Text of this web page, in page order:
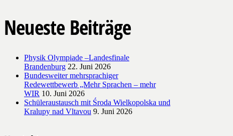
Neueste Beiträge
Physik Olympiade –Landesfinale
Brandenburg 22. Juni 2026
Bundesweiter mehrsprachiger
Redewettbewerb „Mehr Sprachen – mehr
WIR 10. Juni 2026
Schüleraustausch mit Środa Wielkopolska und
Kralupy nad Vltavou 9. Juni 2026